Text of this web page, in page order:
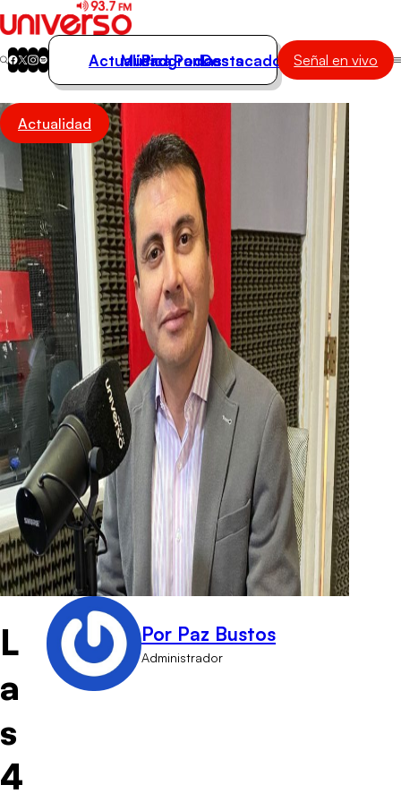
Actualidad
Música
Programas
Podcasts
Destacados
Actualidad
Música
Programas
Podcasts
Destacados Señal en vivo
Actualidad
L
a
s
4
Por Paz Bustos
Administrador